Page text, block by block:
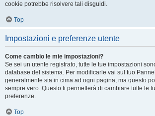
cookie potrebbe risolvere tali disguidi.
Top
Impostazioni e preferenze utente
Come cambio le mie impostazioni?
Se sei un utente registrato, tutte le tue impostazioni
database del sistema. Per modificarle vai sul tuo
generalmente sta in cima ad ogni pagina, ma questo
sempre vero. Questo ti permetterà di cambiare tutte le
preferenze.
Top